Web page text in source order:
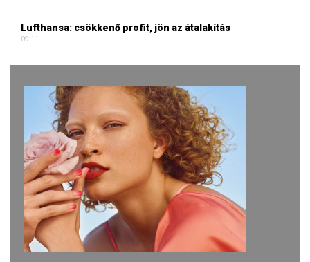
Lufthansa: csökkenő profit, jön az átalakítás
09:11